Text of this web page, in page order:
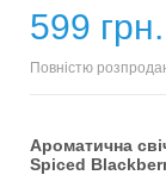
599 грн.
Повністю
Ароматична
Spiced